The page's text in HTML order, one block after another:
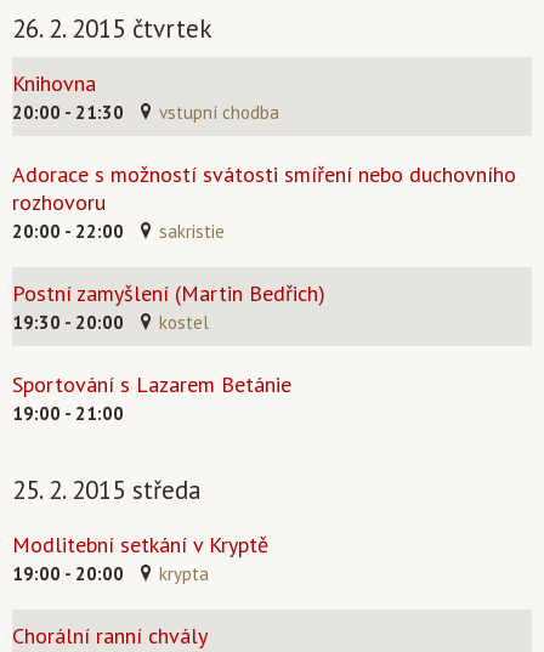
26. 2. 2015 čtvrtek
Knihovna
20:00 - 21:30 vstupní chodba
Adorace s možností svátosti smíření nebo duchovního
rozhovoru
20:00 - 22:00 sakristie
Postní zamyšlení (Martin Bedřich)
19:30 - 20:00 kostel
Sportování s Lazarem Betánie
19:00 - 21:00
25. 2. 2015 středa
Modlitební setkání v Kryptě
19:00 - 20:00 krypta
Chorální ranní chvály